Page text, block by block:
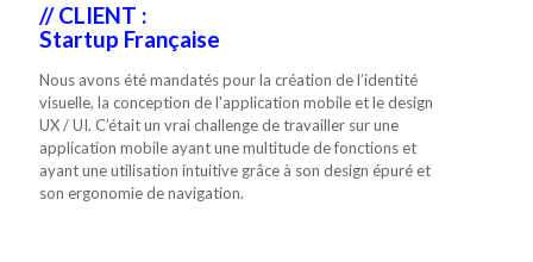
application
mobile
// CLIENT :
Startup Française
Nous avons été mandatés pour la création de l’identité
visuelle, la conception de l'application mobile et le design
UX / UI. C’était un vrai challenge de travailler sur une
application mobile ayant une multitude de fonctions et
ayant une utilisation intuitive grâce à son design épuré et
son ergonomie de navigation.